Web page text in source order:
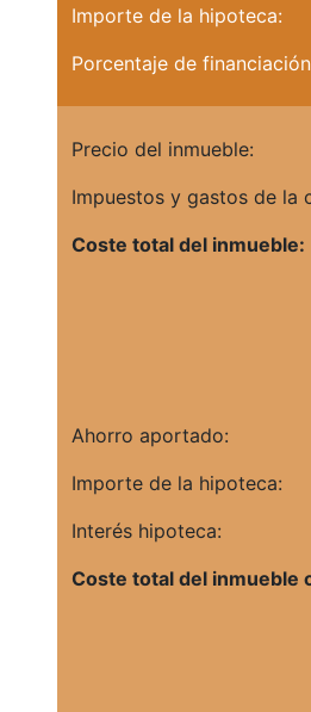
Importe de la hipoteca:
Porcentaje de
Precio del inmueble:
Impuestos y gastos de la
Coste total del inmueble:
Ahorro aportado:
Importe de la hipoteca:
Interés hipoteca:
Coste total del inmueble